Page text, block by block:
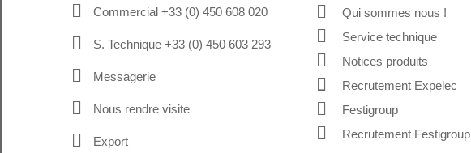
Commercial +33 (0) 450 608 020
S. Technique +33 (0) 450 603 293
Messagerie
Nous rendre visite
Export
Qui sommes nous !
Service technique
Notices produits
Recrutement Expelec
Festigroup
Recrutement Festigroup